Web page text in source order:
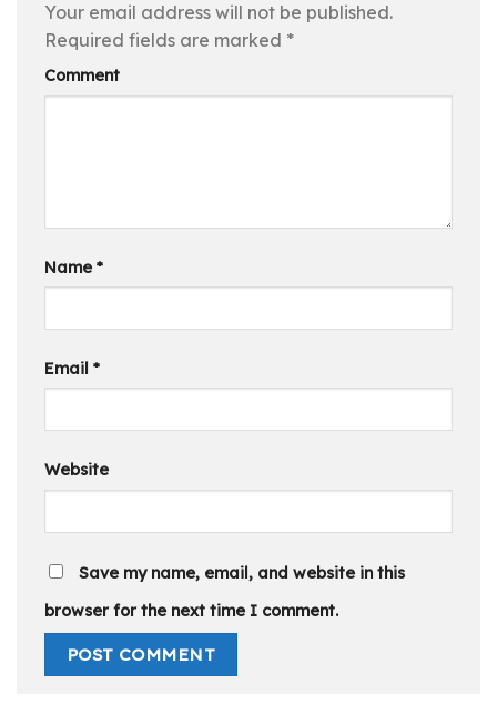
Your email address will not be published.
Required fields are marked *
Comment
Name *
Email *
Website
Save my name, email, and website in this
browser for the next time I comment.